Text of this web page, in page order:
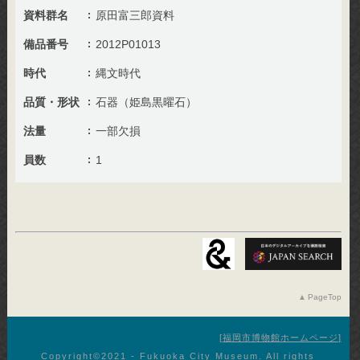
資料群名 原田富三郎資料
備品番号 2012P01013
時代 縄文時代
品質・形状 石器（姫島黒曜石）
法量 一部欠損
員数 1
PageTop
福岡市博物館ホームページ
Copyright©︎2021 - Fukuoka City Museum. All rights